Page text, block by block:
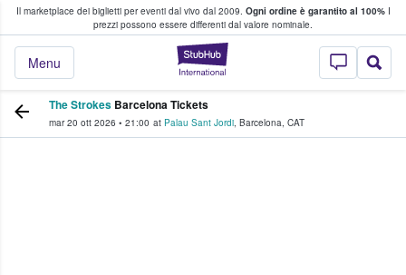
Il marketplace dei biglietti per eventi dal vivo dal 2009. Ogni ordine è garantito al 100%I
prezzi possono essere differenti dal valore nominale.
StubHub - Dove
Menu
fan comprano e vendono biglietti
The Strokes Barcelona Tickets
mar 20 ott 2026 • 21:00 at Palau Sant Jordi, Barcelona, CAT